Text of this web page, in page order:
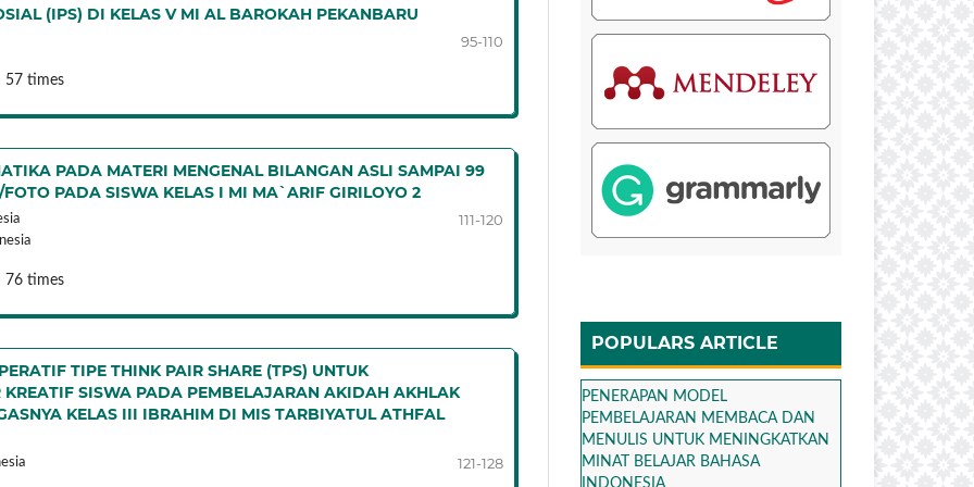
(IPS) DI KELAS V MI AL BAROKAH PEKANBARU
95-110
times
PADA MATERI MENGENAL BILANGAN ASLI SAMPAI 99
PADA SISWA KELAS I MI MA`ARIF GIRILOYO 2
111-120
times
TIPE THINK PAIR SHARE (TPS) UNTUK
SISWA PADA PEMBELAJARAN AKIDAH AKHLAK
KELAS III IBRAHIM DI MIS TARBIYATUL ATHFAL
121-128
POPULARS ARTICLE
PENERAPAN MODEL
PEMBELAJARAN MEMBACA DAN
MENULIS UNTUK MENINGKATKAN
MINAT BELAJAR BAHASA
INDONESIA